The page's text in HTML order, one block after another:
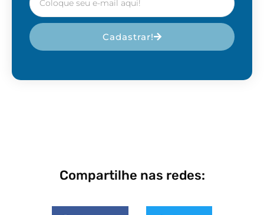
Cadastrar!
Compartilhe nas redes: